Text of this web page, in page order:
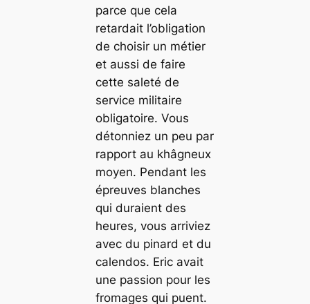
parce que cela
retardait l’obligation
de choisir un métier
et aussi de faire
cette saleté de
service militaire
obligatoire. Vous
détonniez un peu par
rapport au khâgneux
moyen. Pendant les
épreuves blanches
qui duraient des
heures, vous arriviez
avec du pinard et du
calendos. Eric avait
une passion pour les
fromages qui puent.